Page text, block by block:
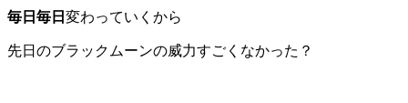
毎日毎日 変わっていくから
先日のブラックムーンの威力すごくなかった？